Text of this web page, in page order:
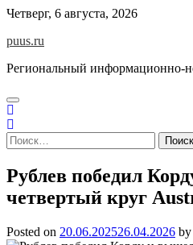
Skip
content
Четверг, 6 августа, 2026
puus.ru
Региональный информационно-
Найти:
Рублев победил
четвертый круг
Posted on 20.06.202526.04.2026 by